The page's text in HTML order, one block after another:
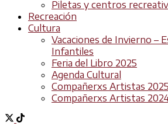
Piletas y centros
Recreación
Cultura
Vacaciones de Invierno –
Infantiles
Feria del Libro 2025
Agenda Cultural
Compañerxs Artistas 2025
Compañerxs Artistas